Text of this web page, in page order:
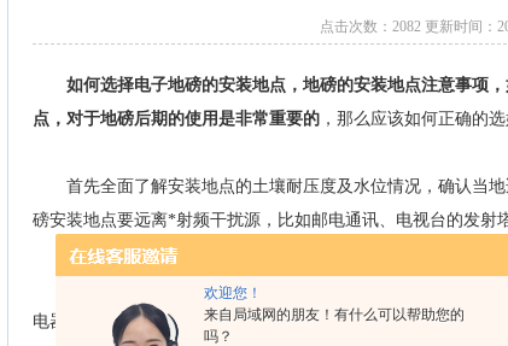
欢迎您！
来自局域网的朋友！有什么可以帮助您的
吗？
点击次数：2082 更新时间：
如何选择电子地磅的安装地点，地磅的安装地点注意事项
点，对于地磅后期的使用是非常重要的 ，那么应该如何正确的
首先全面了解安装地点的土壤耐压度及水位情况，确认当地
磅安装地点要远离*射频干扰源，比如邮电通讯、电视台的发射
安装地点还应避开大型变电站高压输电线路，具备独立的供
电器等共电。